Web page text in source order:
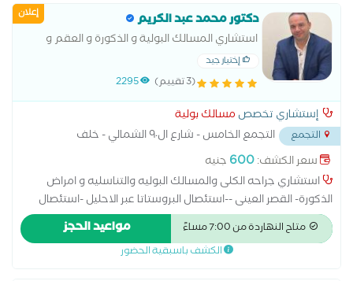
إعلان دكتور محمد عبد الكريم
استشاري المسالك البولية و الذكورة و العقم و
الضعف الجنسي- القصر العينى
إختيار جيد
(3 تقييم) 2295
إستشاري تخصص مسالك بولية
التجمع
التجمع الخامس - شارع ال٩٠ الشمالي - خلف
المستشفي الجوي...سعر الكشف:600 جنيه
استشاري جراحه الكلى والمسالك البوليه والتناسليه و امراض
الذكورة- القصر العينى --استئصال البروستاتا عبر الاحليل -استئصال
الكليه -تفتيت الحصوات -عملية البروستاتا بالليزر -عمليه دوالى
الخصية -اضطرابات البروستاتا -اضطرابات القضيب -الخصوبة - الضعف
الجنسى -العقم عند الرجال -دوالى الخصية -زرع دعامات القضيب
متاح النهاردة من 7:00 مساءً مواعيد الحجز
الكشف باسبقية الحضور